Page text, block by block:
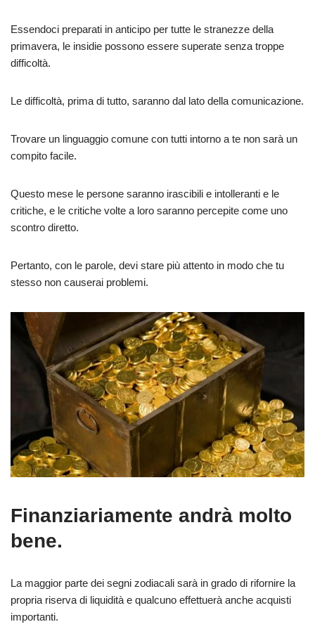
Essendoci preparati in anticipo per tutte le stranezze della
primavera, le insidie ​​possono essere superate senza troppe
difficoltà.
Le difficoltà, prima di tutto, saranno dal lato della comunicazione.
Trovare un linguaggio comune con tutti intorno a te non sarà un
compito facile.
Questo mese le persone saranno irascibili e intolleranti e le
critiche, e le critiche volte a loro saranno percepite come uno
scontro diretto.
Pertanto, con le parole, devi stare più attento in modo che tu
stesso non causerai problemi.
Finanziariamente andrà molto
bene.
La maggior parte dei segni zodiacali sarà in grado di rifornire la
propria riserva di liquidità e qualcuno effettuerà anche acquisti
importanti.